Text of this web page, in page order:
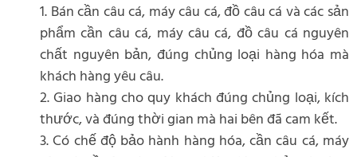
1. Bán cần câu cá, máy câu cá, đồ câu cá và các sản
phẩm cần câu cá, máy câu cá, đồ câu cá nguyên
chất nguyên bản, đúng chủng loại hàng hóa mà
khách hàng yêu câu.
2. Giao hàng cho quy khách đúng chủng loại, kích
thước, và đúng thời gian mà hai bên đã cam kết.
3. Có chế độ bảo hành hàng hóa, cần câu cá, máy